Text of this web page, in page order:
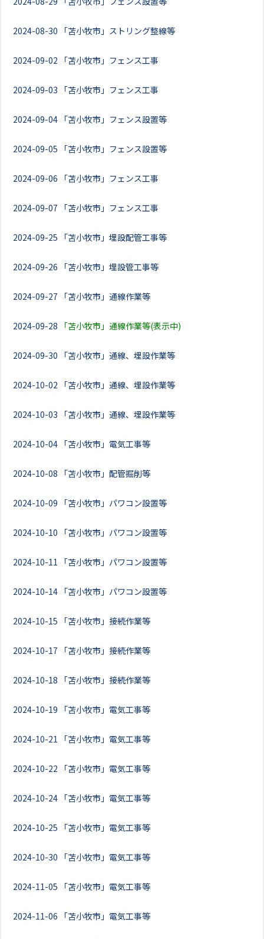
2024-08-30 「苫小牧市」ストリング整線等
2024-09-02 「苫小牧市」フェンス工事
2024-09-03 「苫小牧市」フェンス工事
2024-09-04 「苫小牧市」フェンス設置等
2024-09-05 「苫小牧市」フェンス設置等
2024-09-06 「苫小牧市」フェンス工事
2024-09-07 「苫小牧市」フェンス工事
2024-09-25 「苫小牧市」埋設配管工事等
2024-09-26 「苫小牧市」埋設管工事等
2024-09-27 「苫小牧市」通線作業等
2024-09-28 「苫小牧市」通線作業等(表示中)
2024-09-30 「苫小牧市」通線、埋設作業等
2024-10-02 「苫小牧市」通線、埋設作業等
2024-10-03 「苫小牧市」通線、埋設作業等
2024-10-04 「苫小牧市」電気工事等
2024-10-08 「苫小牧市」配管掘削等
2024-10-09 「苫小牧市」パワコン設置等
2024-10-10 「苫小牧市」パワコン設置等
2024-10-11 「苫小牧市」パワコン設置等
2024-10-14 「苫小牧市」パワコン設置等
2024-10-15 「苫小牧市」接続作業等
2024-10-17 「苫小牧市」接続作業等
2024-10-18 「苫小牧市」接続作業等
2024-10-19 「苫小牧市」電気工事等
2024-10-21 「苫小牧市」電気工事等
2024-10-22 「苫小牧市」電気工事等
2024-10-24 「苫小牧市」電気工事等
2024-10-25 「苫小牧市」電気工事等
2024-10-30 「苫小牧市」電気工事等
2024-11-05 「苫小牧市」電気工事等
2024-11-06 「苫小牧市」電気工事等